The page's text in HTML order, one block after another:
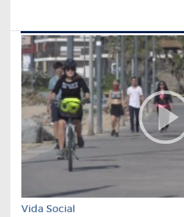
Vida Social